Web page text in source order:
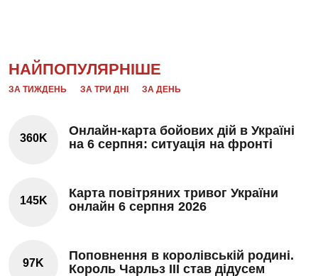
НАЙПОПУЛЯРНІШЕ
ЗА ТИЖДЕНЬ ЗА ТРИ ДНІ ЗА ДЕНЬ
360K
Онлайн-карта бойових дій в Україні
на 6 серпня: ситуація на фронті
145K
Карта повітряних тривог України
онлайн 6 серпня 2026
97K
Поповнення в королівській родині.
Король Чарльз III став дідусем